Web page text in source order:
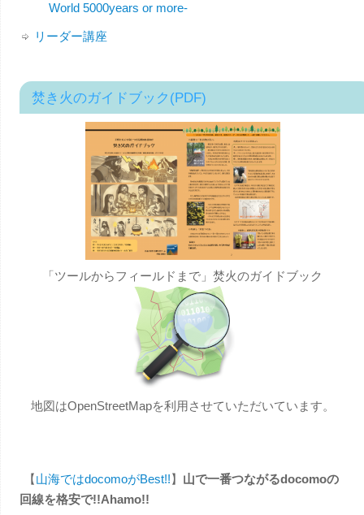
World 5000years or more-
リーダー講座
焚き火のガイドブック(PDF)
「ツールからフィールドまで」焚火のガイドブック
地図はOpenStreetMapを利用させていただいています。
【山海ではdocomoがBest!!】 山で一番つながるdocomoの
回線を格安で!!Ahamo!!